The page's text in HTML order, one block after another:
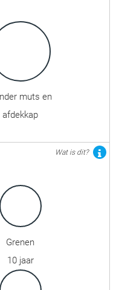
muts en
afdekkap
Wat is dit?
Grenen
10 jaar